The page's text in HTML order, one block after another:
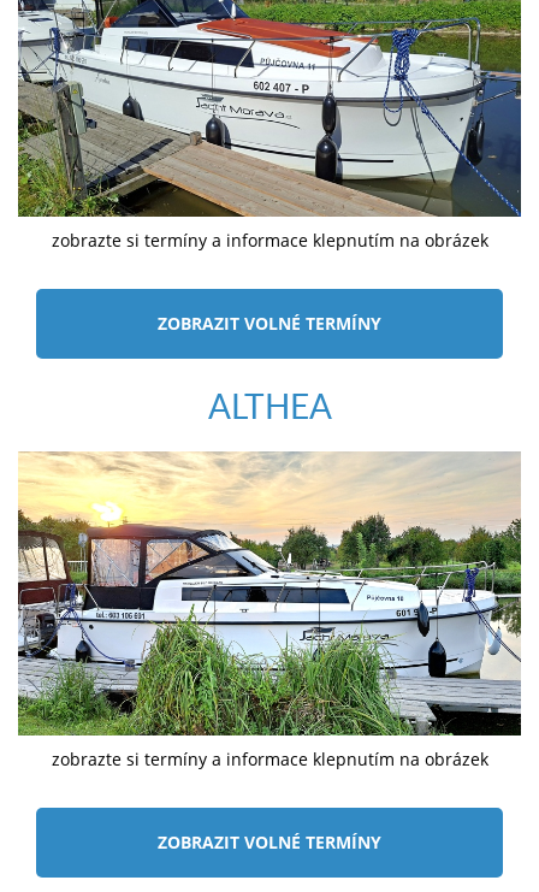
zobrazte si termíny a informace klepnutím na obrázek
ZOBRAZIT VOLNÉ TERMÍNY
ALTHEA
zobrazte si termíny a informace klepnutím na obrázek
ZOBRAZIT VOLNÉ TERMÍNY